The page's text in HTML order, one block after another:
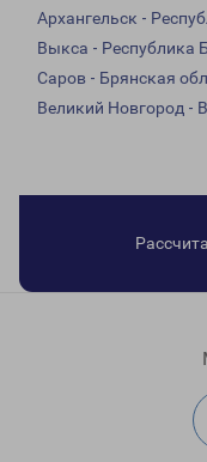
Архангельск -
Выкса - Республика
Саров - Брянская
Великий Новгород -